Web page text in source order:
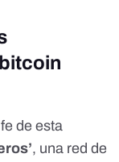
de esta
, una red de